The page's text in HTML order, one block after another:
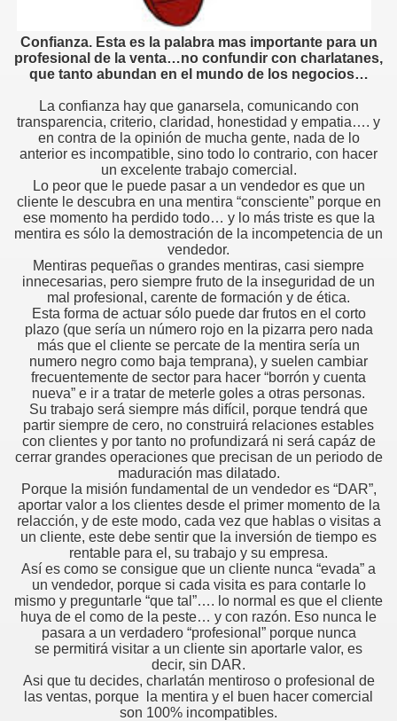
Confianza. Esta es la palabra mas importante para un
profesional de la venta…no confundir con charlatanes,
que tanto abundan en el mundo de los negocios…
La confianza hay que ganarsela, comunicando con
transparencia, criterio, claridad, honestidad y empatia…. y
en contra de la opinión de mucha gente, nada de lo
anterior es incompatible, sino todo lo contrario, con hacer
un excelente trabajo comercial.
Lo peor que le puede pasar a un vendedor es que un
cliente le descubra en una mentira “consciente” porque en
ese momento ha perdido todo… y lo más triste es que la
mentira es sólo la demostración de la incompetencia de un
vendedor.
Mentiras pequeñas o grandes mentiras, casi siempre
innecesarias, pero siempre fruto de la inseguridad de un
mal profesional, carente de formación y de ética.
Esta forma de actuar sólo puede dar frutos en el corto
plazo (que sería un número rojo en la pizarra pero nada
más que el cliente se percate de la mentira sería un
numero negro como baja temprana), y suelen cambiar
frecuentemente de sector para hacer “borrón y cuenta
nueva” e ir a tratar de meterle goles a otras personas.
Su trabajo será siempre más difícil, porque tendrá que
partir siempre de cero, no construirá relaciones estables
con clientes y por tanto no profundizará ni será capáz de
cerrar grandes operaciones que precisan de un periodo de
maduración mas dilatado.
Porque la misión fundamental de un vendedor es “DAR”,
aportar valor a los clientes desde el primer momento de la
relacción, y de este modo, cada vez que hablas o visitas a
un cliente, este debe sentir que la inversión de tiempo es
rentable para el, su trabajo y su empresa.
Así es como se consigue que un cliente nunca “evada” a
un vendedor, porque si cada visita es para contarle lo
mismo y preguntarle “que tal”…. lo normal es que el cliente
huya de el como de la peste… y con razón. Eso nunca le
pasara a un verdadero “profesional” porque nunca
se permitirá visitar a un cliente sin aportarle valor, es
decir, sin DAR.
Asi que tu decides, charlatán mentiroso o profesional de
las ventas, porque la mentira y el buen hacer comercial
son 100% incompatibles.
de otros
ventas
y saber escuchar